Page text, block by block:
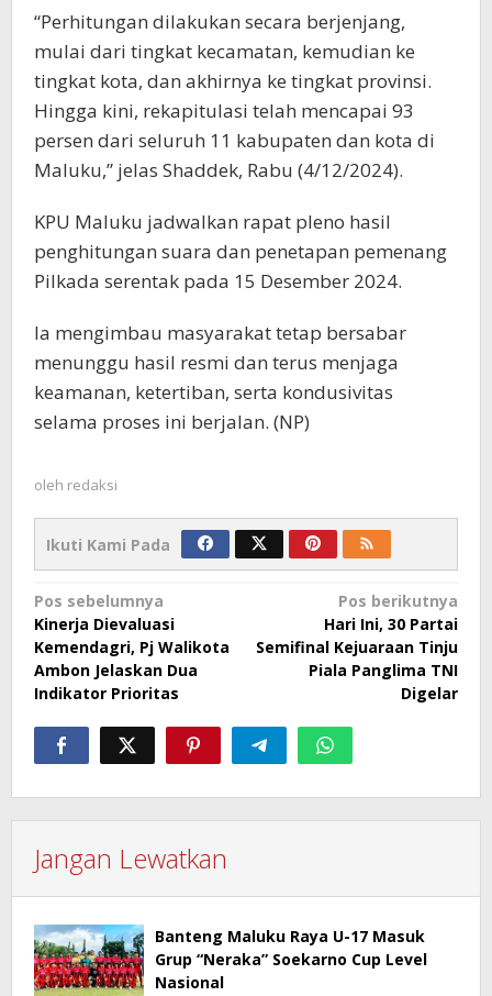
“Perhitungan dilakukan secara berjenjang,
mulai dari tingkat kecamatan, kemudian ke
tingkat kota, dan akhirnya ke tingkat provinsi.
Hingga kini, rekapitulasi telah mencapai 93
persen dari seluruh 11 kabupaten dan kota di
Maluku,” jelas Shaddek, Rabu (4/12/2024).
KPU Maluku jadwalkan rapat pleno hasil
penghitungan suara dan penetapan pemenang
Pilkada serentak pada 15 Desember 2024.
Ia mengimbau masyarakat tetap bersabar
menunggu hasil resmi dan terus menjaga
keamanan, ketertiban, serta kondusivitas
selama proses ini berjalan. (NP)
oleh redaksi
Ikuti Kami Pada
Navigasi
pos
Pos sebelumnya
Kinerja Dievaluasi
Kemendagri, Pj Walikota
Ambon Jelaskan Dua
Indikator Prioritas
Pos berikutnya
Hari Ini, 30 Partai
Semifinal Kejuaraan Tinju
Piala Panglima TNI
Digelar
Jangan Lewatkan
Banteng Maluku Raya U-17 Masuk
Grup “Neraka” Soekarno Cup Level
Nasional